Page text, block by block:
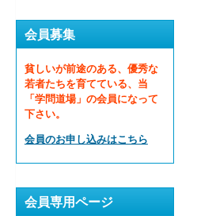
会員募集
貧しいが前途のある、優秀な
若者たちを育てている、当
「学問道場」の会員になって
下さい。
会員のお申し込みはこちら
会員専用ページ